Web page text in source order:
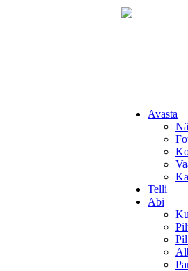
Avasta
Telli
Abi